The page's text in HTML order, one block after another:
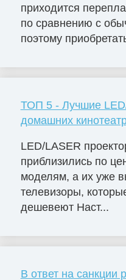
приходится
по сравнению с
поэтому
ТОП 5 - Лучшие
домашних
LED/LASER
приблизились по
моделям, а их уже
телевизоры,
дешевеют Наст...
В ответ на санкции